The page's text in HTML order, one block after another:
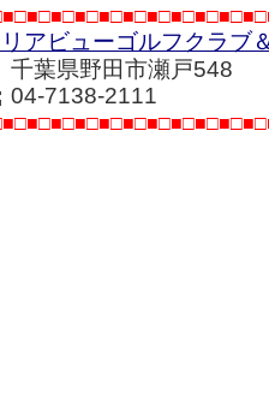
アビューゴルフクラブ
千葉県野田市瀬戸548
04-7138-2111